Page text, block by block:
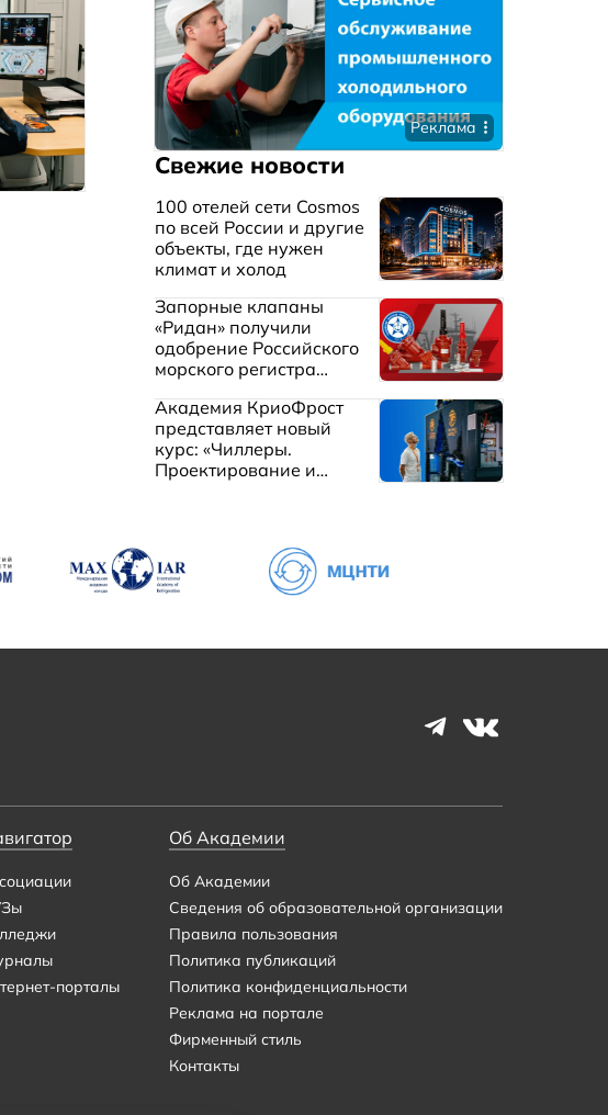
Реклама
Свежие новости
100 отелей сети Cosmos
по всей России и другие
объекты, где нужен
климат и холод
Запорные клапаны
«Ридан» получили
одобрение Российского
морского регистра
Академия КриоФрост
представляет новый
курс: «Чиллеры.
Проектирование и
порталы
Об Академии
Об Академии
Сведения об образовательной организации
Правила пользования
Политика публикаций
Политика конфиденциальности
Реклама на портале
Фирменный стиль
Контакты